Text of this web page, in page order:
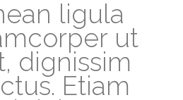
ligula
ut
dignissim
Etiam